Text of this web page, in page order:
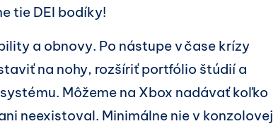
tie DEI bodíky!
a obnovy. Po nástupe v čase krízy
na nohy, rozšíriť portfólio štúdií a
Môžeme na Xbox nadávať koľko
neexistoval. Minimálne nie v konzolovej